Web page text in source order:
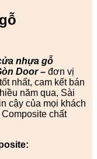
nhựa gỗ
Door– đơn vị
nhất, cam kết bán
năm qua, Sài
cậy của mọi khách
chất